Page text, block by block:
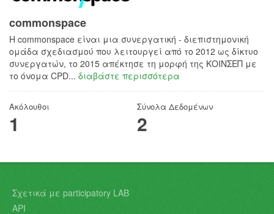
commonspace
H commonspace είναι μια συνεργατική - διεπιστημονική
ομάδα σχεδιασμού που λειτουργεί από το 2012 ως δίκτυο
συνεργατών, το 2015 απέκτησε τη μορφή της ΚΟΙΝΣΕΠ με
το όνομα CPD... διαβάστε περισσότερα
Ακόλουθοι
1
Σύνολα Δεδομένων
2
Σχετικά με participatory LAB
API